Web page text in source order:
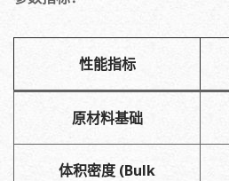
性能指标
原材料基础
体积密度 (Bulk